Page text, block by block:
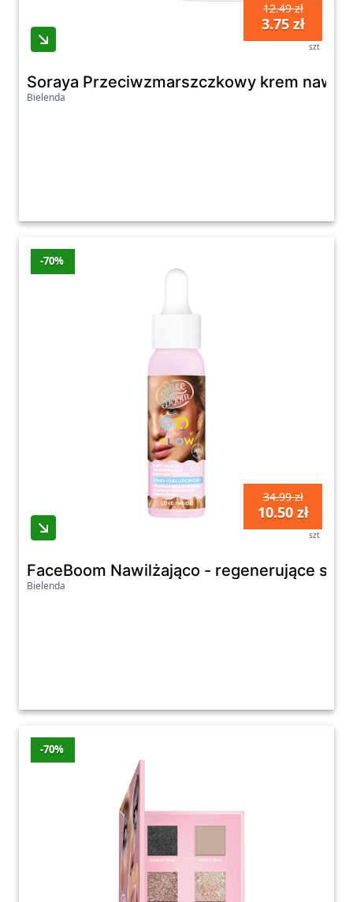
12.49 zł
3.75 zł
szt
Soraya Przeciwzmarszczkowy krem
Bielenda
-70%
34.99 zł
10.50 zł
szt
FaceBoom Nawilżająco - regenerujące
Bielenda
-70%